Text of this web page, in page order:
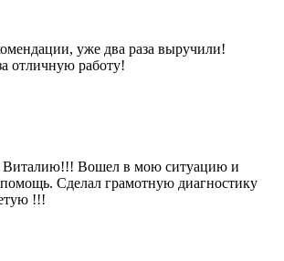
уже два раза выручили!
отличную работу!
Виталию!!! Вошел в мою ситуацию и
Сделал грамотную диагностику
!!!